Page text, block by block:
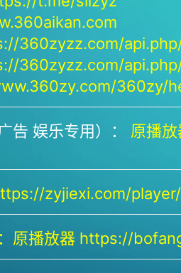
360zyzz.com/
360zyzz.com/
360zy/
告 娱乐专用）： 原播
zyjiexi.com/
原播放器 https://